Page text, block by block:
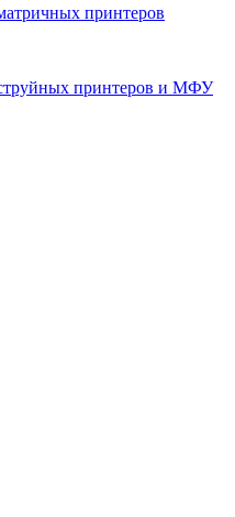
принтеров
принтеров и МФУ